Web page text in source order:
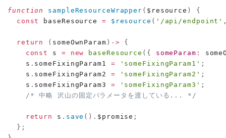
function sampleResourceWrapper ( $resource )
{
const
baseResource = $resource ( '/api/endpoint'
return ( someOwnParam ) - >
{
const
s = new baseResource ( { someParam :
    s
. someFixingParam1 = 'someFixingParam1' ;
    s
. someFixingParam2 = 'someFixingParam2' ;
    s
. someFixingParam3 = 'someFixingParam3' ;
/* 中略 沢山の固定パラメータを渡している... */
return s . save ( ) . $promise ;
} ;